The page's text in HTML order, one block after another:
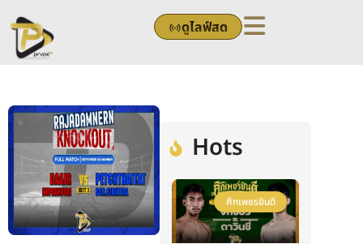
to
content
ดูไลฟ์สด
Hots
ศึกเพชรยินดี